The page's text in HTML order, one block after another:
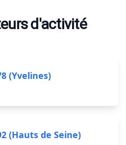
d'activité
(Yvelines)
(Hauts de Seine)